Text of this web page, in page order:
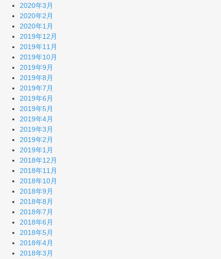
2020年3月
2020年2月
2020年1月
2019年12月
2019年11月
2019年10月
2019年9月
2019年8月
2019年7月
2019年6月
2019年5月
2019年4月
2019年3月
2019年2月
2019年1月
2018年12月
2018年11月
2018年10月
2018年9月
2018年8月
2018年7月
2018年6月
2018年5月
2018年4月
2018年3月